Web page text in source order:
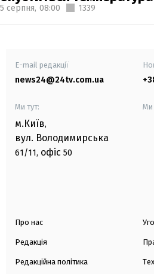
5 серпня, 08:00 1339
E-mail редакції
news24@24tv.com.ua
Ми тут:
м.Київ,
вул. Володимирська
61/11, офіс 50
Ми
Про нас
Редакція
Редакційна політика